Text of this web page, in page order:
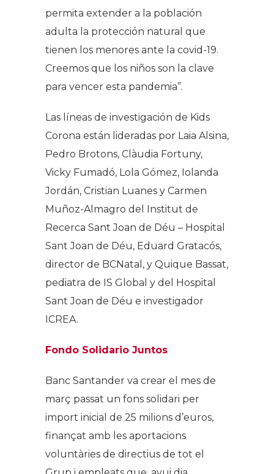
permita extender a la población
adulta la protección natural que
tienen los menores ante la covid-19.
Creemos que los niños son la clave
para vencer esta pandemia”.
Las líneas de investigación de Kids
Corona están lideradas por Laia Alsina,
Pedro Brotons, Clàudia Fortuny,
Vicky Fumadó, Lola Gómez, Iolanda
Jordán, Cristian Luanes y Carmen
Muñoz-Almagro del Institut de
Recerca Sant Joan de Déu – Hospital
Sant Joan de Déu, Eduard Gratacós,
director de BCNatal, y Quique Bassat,
pediatra de IS Global y del Hospital
Sant Joan de Déu e investigador
ICREA.
Fondo Solidario Juntos
Banc Santander va crear el mes de
març passat un fons solidari per
import inicial de 25 milions d’euros,
finançat amb les aportacions
voluntàries de directius de tot el